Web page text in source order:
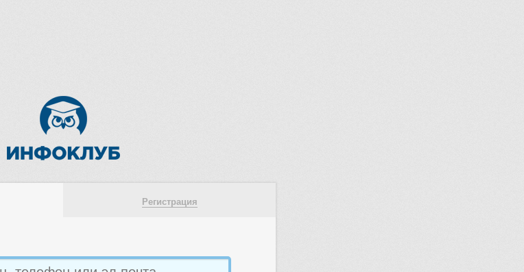
Регистрация